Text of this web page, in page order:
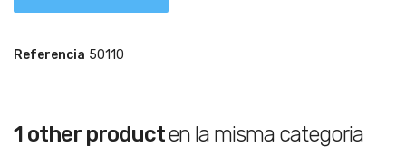
Referencia 50110
1 other producten la misma categoria